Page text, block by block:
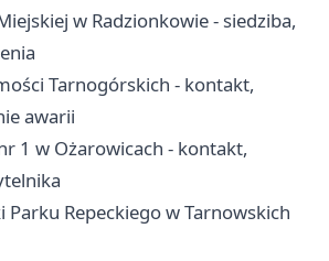
w Radzionkowie - siedziba,
Tarnogórskich - kontakt,
awarii
1 w Ożarowicach - kontakt,
Repeckiego w Tarnowskich